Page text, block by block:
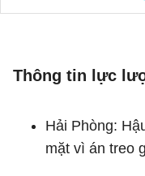
Thông tin lực
Hải Phòng:
mặt vì án treo